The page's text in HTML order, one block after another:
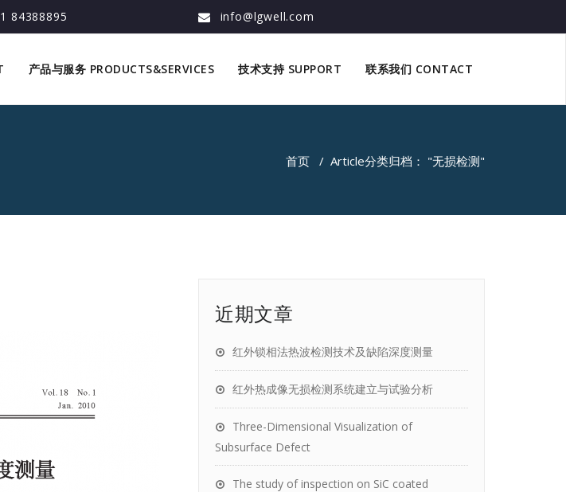
84388895 info@lgwell.com
产品与服务 PRODUCTS&SERVICES 技术支持 SUPPORT 联系我们 CONTACT
首页 / Article分类归档： "无损检测"
近期文章
红外锁相法热波检测技术及缺陷深度测量
红外热成像无损检测系统建立与试验分析
Three-Dimensional Visualization of
Subsurface Defect
The study of inspection on SiC coated